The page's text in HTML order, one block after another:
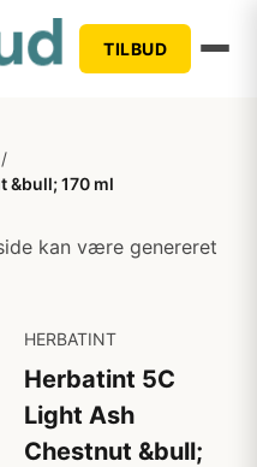
TILBUD
/
&bull; 170 ml
kan være genereret
HERBATINT
Herbatint 5C
Light Ash
Chestnut &bull;